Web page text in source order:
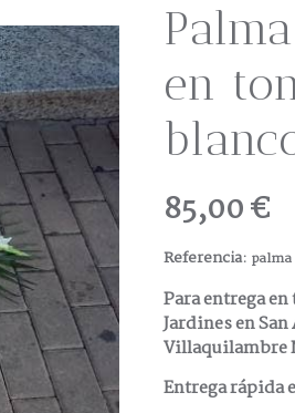
en
85,00 €
Referencia:
Para entrega
Jardines en
Villaquilambre
Entrega rápida